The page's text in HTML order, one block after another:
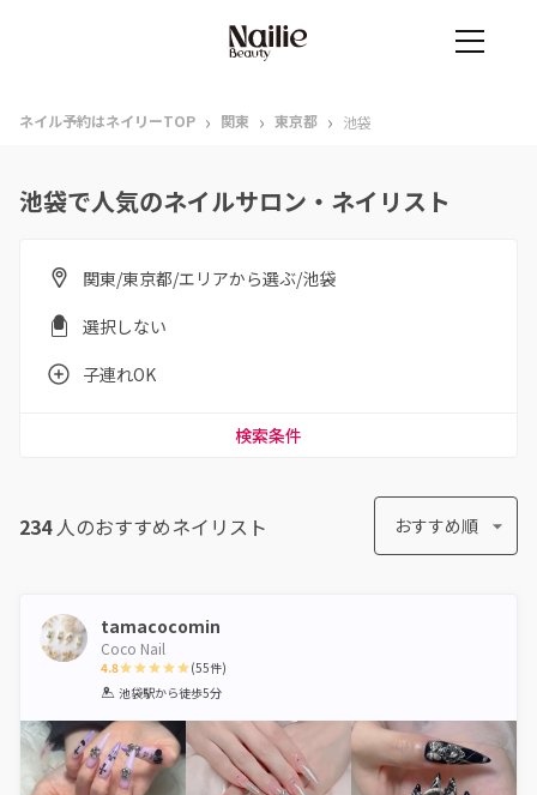
ネイル予約はネイリーTOP › 関東 › 東京都 › 池袋
池袋で人気のネイルサロン・ネイリスト
関東/東京都/エリアから選ぶ/池袋
選択しない
子連れOK
検索条件
234人のおすすめネイリスト おすすめ順
tamacocomin
Coco Nail
4.8
1 2 3 4 5
(55件)
池袋駅から徒歩5分